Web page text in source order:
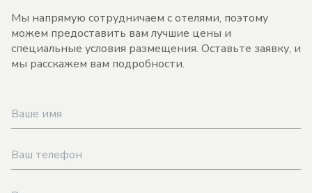
Мы напрямую сотрудничаем с отелями, поэтому
можем предоставить вам лучшие цены и
специальные условия размещения. Оставьте заявку, и
мы расскажем вам подробности.